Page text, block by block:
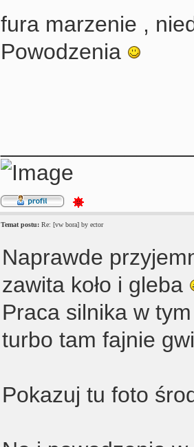
fura marzenie ,
Powodzenia
Temat postu: Re: [vw bora] by ector
Naprawde
zawita koło i gleba
Praca silnika w
turbo tam fajnie
Pokazuj tu foto